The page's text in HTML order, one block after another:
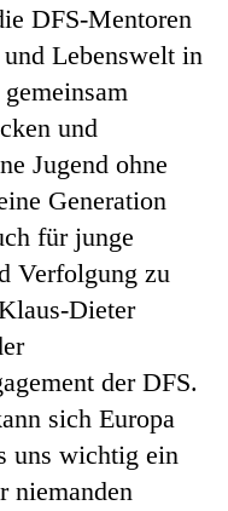
DFS-Mentoren
Lebenswelt in
und
Jugend ohne
Generation
für junge
Verfolgung zu
Dieter
der DFS.
sich Europa
uns wichtig ein
niemanden